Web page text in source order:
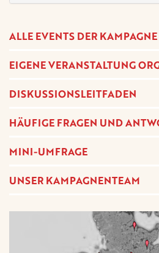
ALLE EVENTS DER KAMPAGNE
EIGENE VERANSTALTUNG
DISKUSSIONSLEITFADEN
HÄUFIGE FRAGEN UND
MINI-UMFRAGE
UNSER KAMPAGNENTEAM